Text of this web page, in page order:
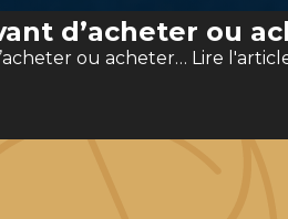
d’acheter ou
ou acheter… Lire